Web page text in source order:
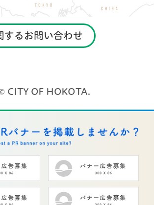
日
するお問い合わせ
CITY OF HOKOTA.